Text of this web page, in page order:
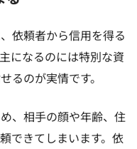
依頼者から信用を得る
になるのには特別な資
るのが実情です。
、相手の顔や年齢、住
できてしまいます。依